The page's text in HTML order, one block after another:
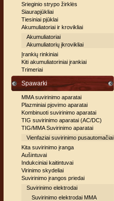
Srieginio strypo žirklės
Siaurapjūkliai
Tiesiniai pjūklai
Akumuliatoriai ir krovikliai
Akumuliatoriai
Akumuliatorių įkrovikliai
Įrankių rinkiniai
Kiti akumuliatoriniai įrankiai
Trimeriai
Spawarki
MMA suvirinimo aparatai
Plazminiai pjovimo aparatai
Kombinuoti suvirinimo aparatai
TIG suvirinimo aparatai (AC/DC)
TIG/MMA Suvirinimo aparatai
Vienfaziai suvirinimo pusautomačiai
Kita suvirinimo įranga
Aušintuvai
Indukciniai kaitintuvai
Virinimo skydeliai
Suvirinimo įrangos priedai
Suvirinimo elektrodai
Suvirinimo elektrodai MMA